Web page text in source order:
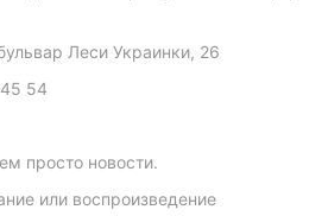
Леси Украинки, 26
54
просто новости.
или воспроизведение